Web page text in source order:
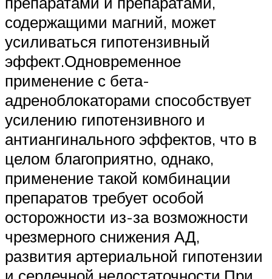
содержащими магний, может
усиливаться гипотензивный
эффект.Одновременное
применение с бета-
адреноблокаторами способствует
усилению гипотензивного и
антиангинального эффектов, что в
целом благоприятно, однако,
применение такой комбинации
препаратов требует особой
осторожности из-за возможности
чрезмерного снижения АД,
развития артериальной гипотензии